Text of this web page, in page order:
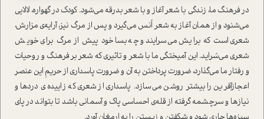
در فرهنگ ما، زندگی با شعر آغاز و با شعر بدرقه می‏‌شود. کودک در گهواره، لالایی
می‌‏شنود و از همان آغاز به شعر اُنس می‏‌گیرد و پس از مرگ نیز، آرایه‌ی مزارش،
شعری است که برایش می‌سرایند و چه‌بسا خود پیش از مرگ برای خویش
شعری می‌‏سُراید. این آمیختگی ما با شعر و تاثیری که شعر بر فرهنگ و روحیات
و رفتار ما می‏‌گذارد، ضرورت پرداختن به آن و ضرورت پاسداری از حریمِ این عنصر
اعجازآفرین را بیشتر روشن می‌‏سازد. پاسداری از شعری که زاییده‌ی دردها و
نیازها و سرچشمه گرفته از قله‌ی احساسی پاک و آسمانی باشد تا بتواند در پای